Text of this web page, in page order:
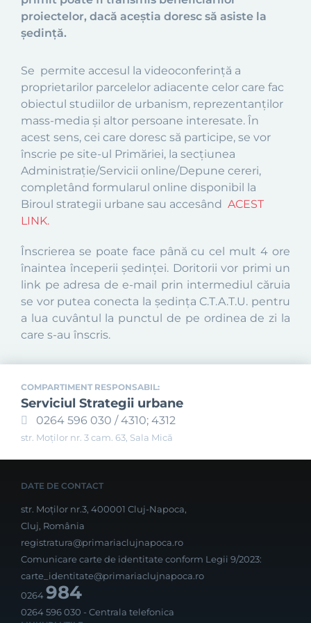
proiectelor, dacă aceștia doresc să asiste la
ședință.
Se permite accesul la videoconferință a
proprietarilor parcelelor adiacente celor care fac
obiectul studiilor de urbanism, reprezentanților
mass-media și altor persoane interesate. În
acest sens, cei care doresc să participe, se vor
înscrie pe site-ul Primăriei, la secțiunea
Administrație/Servicii online/Depune cereri,
completând formularul online disponibil la
Biroul strategii urbane sau accesând ACEST
LINK.
Înscrierea se poate face până cu cel mult 4 ore
înaintea începerii ședinței. Doritorii vor primi un
link pe adresa de e-mail prin intermediul căruia
se vor putea conecta la ședința C.T.A.T.U. pentru
a lua cuvântul la punctul de pe ordinea de zi la
care s-au înscris.
COMPARTIMENT RESPONSABIL:
Serviciul Strategii urbane
0264 596 030 / 4310; 4312
str. Moților nr. 3 cam. 63, Sala Mică
DATE DE CONTACT
str. Moților nr.3, 400001 Cluj-Napoca,
Cluj, România
registratura@primariaclujnapoca.ro
Comunicare carte de identitate conform Legii 9/2023:
carte_identitate@primariaclujnapoca.ro
0264984
0264 596 030 - Centrala telefonica